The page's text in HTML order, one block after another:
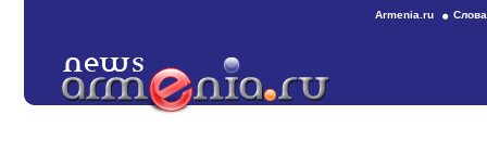
Armenia.ru